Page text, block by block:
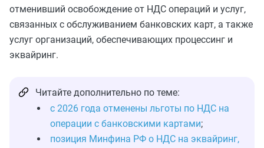
отменивший освобождение от НДС операций и услуг,
связанных с обслуживанием банковских карт, а также
услуг организаций, обеспечивающих процессинг и
эквайринг.
Читайте дополнительно по теме:
с 2026 года отменены льготы по НДС на
операции с банковскими картами;
позиция Минфина РФ о НДС на эквайринг,